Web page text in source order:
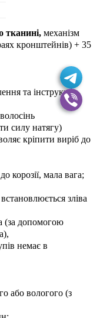
тканині, механізм
кронштейнів) + 35
та інструкція
силу натягу)
кріпити виріб до
корозії, мала вага;
зліва
(за допомогою
немає в
або вологого (з